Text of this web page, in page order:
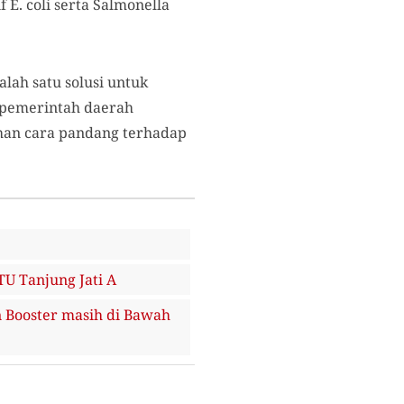
coli serta Salmonella
satu solusi untuk
daerah
cara pandang terhadap
Tanjung Jati A
Booster masih di Bawah